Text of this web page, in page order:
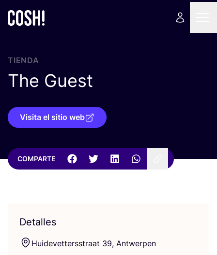
TIENDA
The Guest
Visita el sitio web
COMPARTE
Detalles
Hui­de­vet­terss­traat 39, Antwerpen